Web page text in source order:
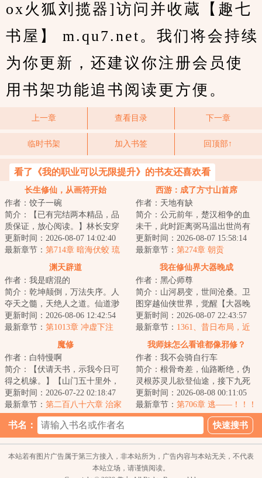
ox火狐刘揽器]访问并收蔵【趣七
书屋】 m.qu7.net。我们将会持续
为你更新，还建议你注册会员使
用书架功能追书阅读更方便。
上一章 查看目录 下一章
临时书架 加入书签 回顶部↑
看了《我的职业可以无限提升》的书友还喜欢看
长生修仙，从画符开始
作者：饺子一碗
简介：【已有完结两本精品，品
质保证，放心阅读。】林长安穿
越仙侠世界，成为一名仙门落选
的散修。苦修二...
更新时间：2026-08-07 14:02:40
最新章节： 第714章 暗海伏蛟 琉
璃来信【求月票】
西游：成了方寸山首席
作者：天地有缺
简介：公元前年，楚汉相争的血
未干，此时距离弼马温出世尚有
两百年，距西游八百年，纪成带
着宿慧而来，成...
更新时间：2026-08-07 15:58:14
最新章节： 第274章 朝贡
渊天辟道
作者：我是瞎混的
简介：乾坤颠倒，万法失序。人
夺天之髓，天绝人之道。仙道渺
渺，永生空空，我自辟道而行，
于深渊中见永生...
更新时间：2026-08-06 12:42:54
最新章节： 第1013章 冲虚下注
我在修仙界大器晚成
作者：黑心师尊
简介：山河易变，世间沧桑。卫
图穿越仙侠世界，觉醒【大器晚
成】命格。【命格：大器晚
成。】【属性：坚韧...
更新时间：2026-08-07 22:43:57
最新章节： 1361、昔日布局，近
乡情怯（4k7，求订阅）
魔修
作者：白特慢啊
简介：【伏请天书，示我今日可
得之机缘。】【山门五十里外，
碧水寒潭，有灵鱼一尾，可捕
之。】【伏请天书...
更新时间：2026-07-22 02:18:47
最新章节： 第二百八十六章 治家
我师妹怎么看谁都像邪修？
作者：我不会骑自行车
简介：根骨奇差，仙路断绝，伪
灵根苏灵儿欲登仙途，接下九死
一生的任务：卧底上古魔宗归曦
宗！在这里，她...
更新时间：2026-08-08 00:11:05
最新章节： 第706章 逃——！！！
书名：
本站若有图片广告属于第三方接入，非本站所为，广告内容与本站无关，不代表
本站立场，请谨慎阅读。